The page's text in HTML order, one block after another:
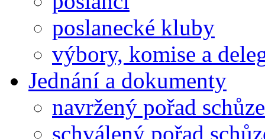
poslanecké kluby
výbory, komise a
Jednání a dokumenty
navržený pořad schůze
schválený pořad